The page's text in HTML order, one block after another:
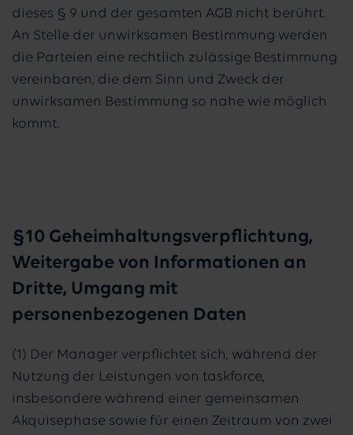
dieses § 9 und der gesamten AGB nicht berührt.
An Stelle der unwirksamen Bestimmung werden
die Parteien eine rechtlich zulässige Bestimmung
vereinbaren, die dem Sinn und Zweck der
unwirksamen Bestimmung so nahe wie möglich
kommt.
§10 Geheimhaltungsverpflichtung,
Weitergabe von Informationen an
Dritte, Umgang mit
personenbezogenen Daten
(1) Der Manager verpflichtet sich, während der
Nutzung der Leistungen von taskforce,
insbesondere während einer gemeinsamen
Akquisephase sowie für einen Zeitraum von zwei